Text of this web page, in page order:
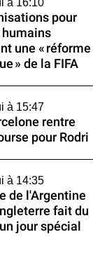
à 16:10
pour
humains
une « réforme
» de la FIFA
à 15:47
rentre
pour Rodri
à 14:35
de l'Argentine
fait du
jour spécial